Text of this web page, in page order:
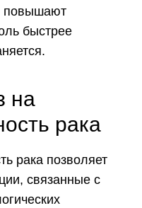
повышают
быстрее
на
рака
рака позволяет
связанные с